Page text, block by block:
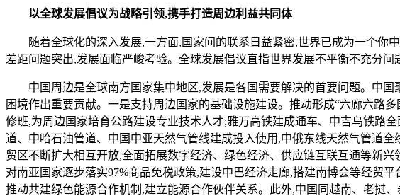
以全球发展倡议为战略引领,携手打造周边利益共同体
随着全球化的深入发展,一方面,国家间的联系日益紧密,世界已成为一个你
差距问题突出,发展面临严峻考验。全球发展倡议直指世界发展不平衡不充分
中国周边是全球南方国家集中地区,发展是各国需要解决的首要问题。中国
困境作出重要贡献。一是支持周边国家的基础设施建设。推动形成“六廊六路
修班,为周边国家培育公路建设专业技术人才;雅万高铁建成通车、中吉乌铁路
道、中哈石油管道、中国中亚天然气管线建成投入使用,中俄东线天然气管道
贸区不断扩大相互开放,全面拓展数字经济、绿色经济、供应链互联互通等新
对南亚国家逐步落实97%商品免税政策,建设中巴经济走廊,搭建南博会等经贸
推动共建绿色能源合作机制,建立能源合作伙伴关系。此外,中国同越南、老挝